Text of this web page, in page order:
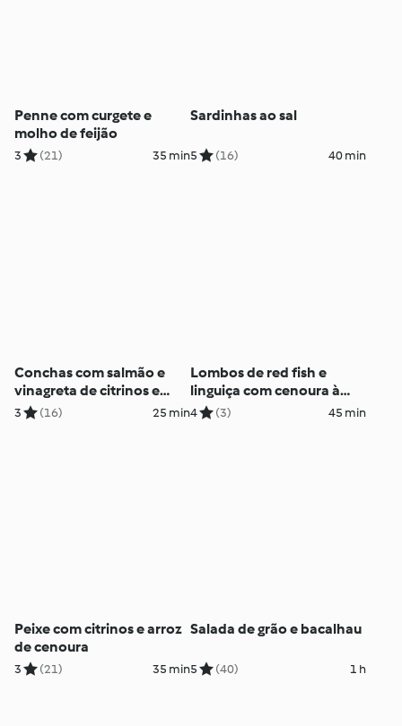
Penne com curgete e
molho de feijão
3 (21) 35 min
Sardinhas ao sal
5 (16) 40 min
Conchas com salmão e
vinagreta de citrinos e
funcho
3 (16) 25 min
Lombos de red fish e
linguiça com cenoura à
algarvia
4 (3) 45 min
Peixe com citrinos e arroz
de cenoura
3 (21) 35 min
Salada de grão e bacalhau
5 (40) 1 h